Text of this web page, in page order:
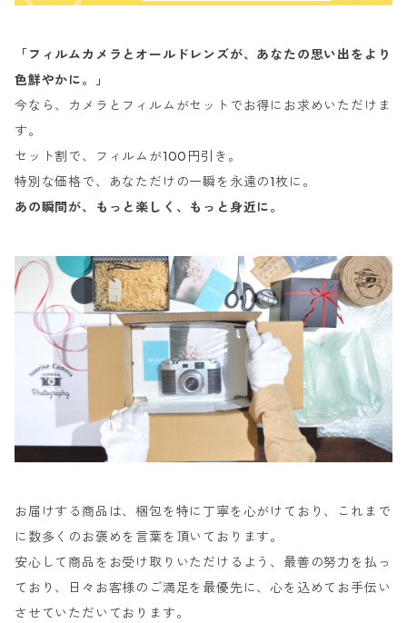
「フィルムカメラとオールドレンズが、あなたの思い出をより
色鮮やかに。」
今なら、カメラとフィルムがセットでお得にお求めいただけま
す。
セット割で、フィルムが100円引き。
特別な価格で、あなただけの一瞬を永遠の1枚に。
あの瞬間が、もっと楽しく、もっと身近に。
お届けする商品は、梱包を特に丁寧を心がけており、これまで
に数多くのお褒めを言葉を頂いております。
安心して商品をお受け取りいただけるよう、最善の努力を払っ
ており、日々お客様のご満足を最優先に、心を込めてお手伝い
させていただいております。